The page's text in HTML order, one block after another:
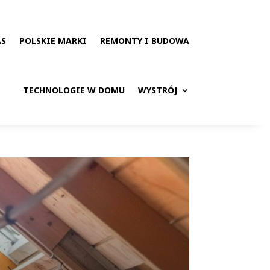
POLSKIE MARKI REMONTY I BUDOWA
TECHNOLOGIE W DOMU WYSTRÓJ